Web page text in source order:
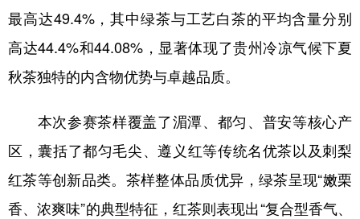
四川 贵州 云南 西藏
陕西 甘肃 青海 宁夏
新疆 内蒙古 黑龙江
English Español Français عربى
Русский язык 日本語 한국어
最高达49.4%，其中绿茶与工艺白茶的平均含量分别
高达44.4%和44.08%，显著体现了贵州冷凉气候下夏
秋茶独特的内含物优势与卓越品质。
本次参赛茶样覆盖了湄潭、都匀、普安等核心产
区，囊括了都匀毛尖、遵义红等传统名优茶以及刺梨
红茶等创新品类。茶样整体品质优异，绿茶呈现“嫩栗
香、浓爽味”的典型特征，红茶则表现出“复合型香气、